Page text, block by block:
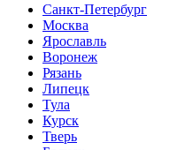
Санкт-Петербург
Москва
Ярославль
Воронеж
Рязань
Липецк
Тула
Курск
Тверь